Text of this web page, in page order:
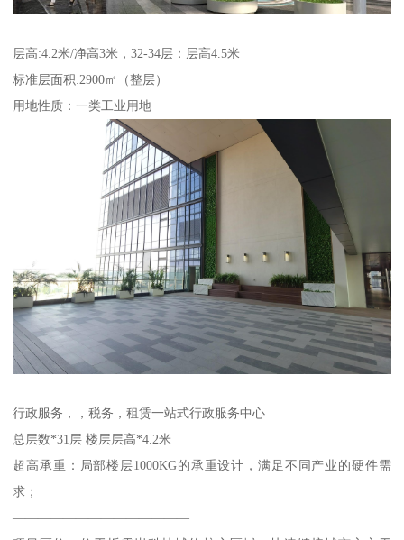
层高:4.2米/净高3米，32-34层：层高4.5米
标准层面积:2900㎡（整层）
用地性质：一类工业用地
行政服务，，税务，租赁一站式行政服务中心
总层数*31层 楼层层高*4.2米
超高承重：局部楼层1000KG的承重设计，满足不同产业的硬件需
求；
——————————————